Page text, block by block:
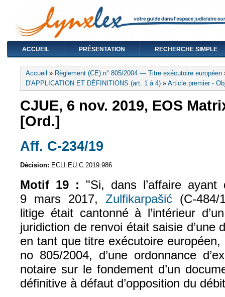
ACCUEIL PRÉSENTATION RECHERCHE SIMPLE
Vous êtes ici
Accueil » Règlement (CE) n° 805/2004 — Titre exécutoire européen
D'APPLICATION ET DÉFINITIONS (art. 1 à 4) » Article premier -
CJUE, 6 nov. 2019, EOS
[Ord.]
Aff. C‑234/19
Décision: ECLI:EU:C:2019:986
Motif 19 : "Si, dans l’affaire
9 mars 2017,Zulfikarpašić
litige était cantonné à l’intérieur
juridiction de renvoi était saisie d’une
en tant que titre exécutoire
no 805/2004, d’une ordonnance
notaire sur le fondement d’un
définitive à défaut d’opposition du